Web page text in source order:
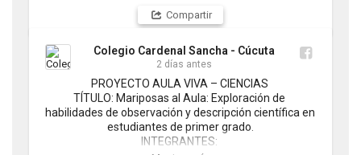
Compartir
Colegio Cardenal Sancha - Cúcuta
2 días antes
PROYECTO AULA VIVA – CIENCIAS
TÍTULO: Mariposas al Aula: Exploración de
habilidades de observación y descripción científica en
estudiantes de primer grado.
INTEGRANTES: